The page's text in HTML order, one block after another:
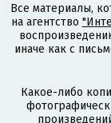
Все материалы,
на агентство
иначе как с
Какое-либо